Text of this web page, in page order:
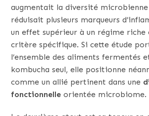
augmentait la diversité
réduisait plusieurs marqueurs
un effet supérieur à un régime riche
critère spécifique. Si cette étude
l’ensemble des aliments fermentés
kombucha seul, elle positionne
comme un allié pertinent dans une
fonctionnelle orientée microbiome.